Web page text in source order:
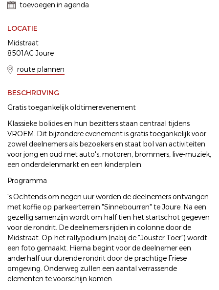
toevoegen in agenda
LOCATIE
Midstraat
8501AC Joure
route plannen
BESCHRIJVING
Gratis toegankelijk oldtimerevenement
Klassieke bolides en hun bezitters staan centraal tijdens
VROEM. Dit bijzondere evenement is gratis toegankelijk voor
zowel deelnemers als bezoekers en staat bol van activiteiten
voor jong en oud met auto's, motoren, brommers, live-muziek,
een onderdelenmarkt en een kinderplein.
Programma
's Ochtends om negen uur worden de deelnemers ontvangen
met koffie op parkeerterrein "Sinnebourren" te Joure. Na een
gezellig samenzijn wordt om half tien het startschot gegeven
voor de rondrit. De deelnemers rijden in colonne door de
Midstraat. Op het rallypodium (nabij de "Jouster Toer") wordt
een foto gemaakt. Hierna begint voor de deelnemer een
anderhalf uur durende rondrit door de prachtige Friese
omgeving. Onderweg zullen een aantal verrassende
elementen te voorschijn komen.